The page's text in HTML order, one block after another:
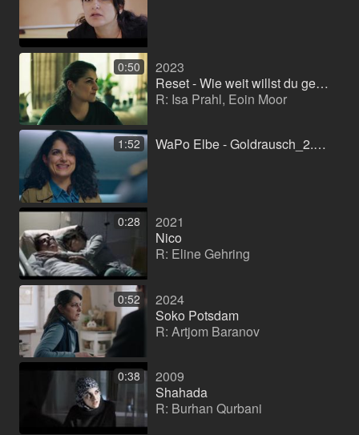
0:50
2023
Reset - Wie weit willst du gehen (serie)
R: Isa Prahl, Eoin Moor
1:52 WaPo Elbe - Goldrausch_2.mp4
0:28
2021
Nico
R: Eline Gehring
0:52
2024
Soko Potsdam
R: Artjom Baranov
0:38
2009
Shahada
R: Burhan Qurbani